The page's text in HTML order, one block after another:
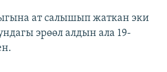
ат салышып жаткан эки
эрөөл алдын ала 19-